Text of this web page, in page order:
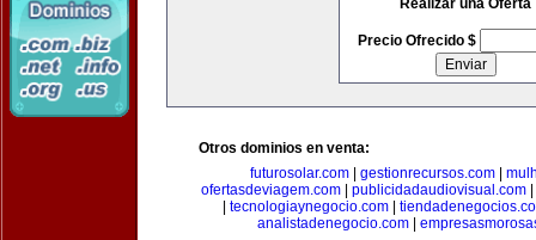
Realizar una Oferta
Precio Ofrecido $
Otros dominios en venta:
futurosolar.com| gestionrecursos.com|
ofertasdeviagem.com| publicidadaudiovisual.com|
tecnologiaynegocio.com
analistadenegocio.com